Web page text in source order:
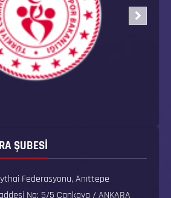
ŞUBESİ
Federasyonu, Anıttepe
No: 5/5 Çankaya / ANKARA